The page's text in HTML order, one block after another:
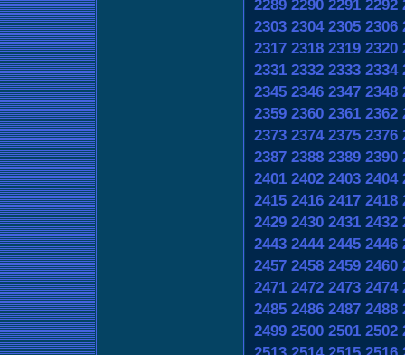
2289 2290 2291 2292
2303 2304 2305 2306
2317 2318 2319 2320
2331 2332 2333 2334
2345 2346 2347 2348
2359 2360 2361 2362
2373 2374 2375 2376
2387 2388 2389 2390
2401 2402 2403 2404
2415 2416 2417 2418
2429 2430 2431 2432
2443 2444 2445 2446
2457 2458 2459 2460
2471 2472 2473 2474
2485 2486 2487 2488
2499 2500 2501 2502